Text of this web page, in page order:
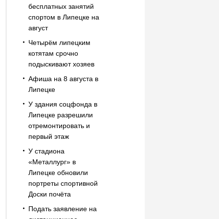
бесплатных занятий
спортом в Липецке на
август
Четырём липецким
котятам срочно
подыскивают хозяев
Афиша на 8 августа в
Липецке
У здания соцфонда в
Липецке разрешили
отремонтировать и
первый этаж
У стадиона
«Металлург» в
Липецке обновили
портреты спортивной
Доски почёта
Подать заявление на